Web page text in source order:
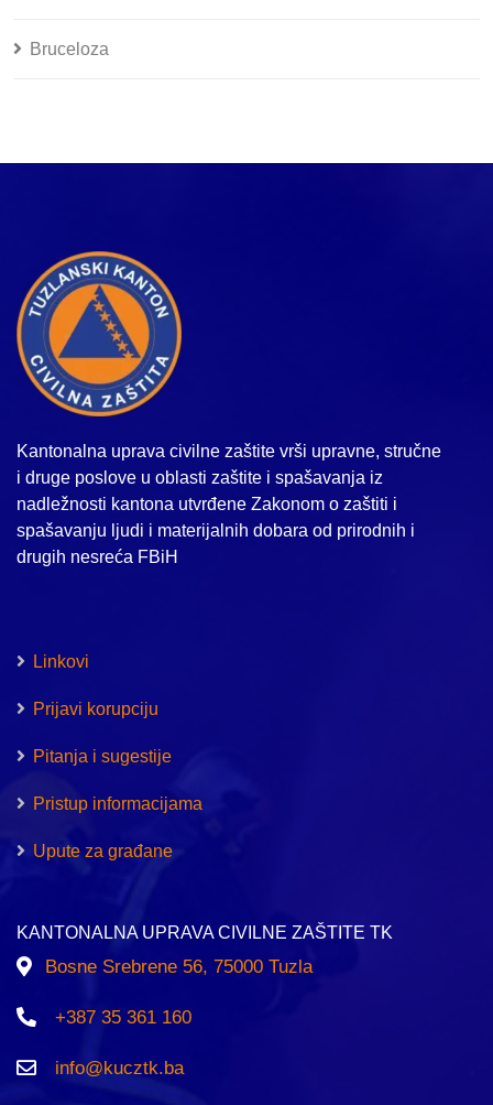
Bruceloza
Kantonalna uprava civilne zaštite vrši upravne, stručne
i druge poslove u oblasti zaštite i spašavanja iz
nadležnosti kantona utvrđene Zakonom o zaštiti i
spašavanju ljudi i materijalnih dobara od prirodnih i
drugih nesreća FBiH
Linkovi
Prijavi korupciju
Pitanja i sugestije
Pristup informacijama
Upute za građane
KANTONALNA UPRAVA CIVILNE ZAŠTITE TK
Bosne Srebrene 56, 75000 Tuzla
+387 35 361 160
info@kucztk.ba